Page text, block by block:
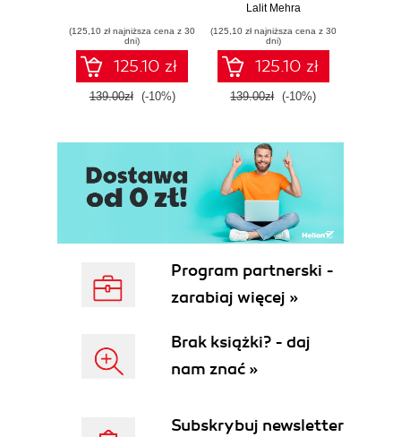
(125,10 zł najniższa cena z 30
dni)
125.10 zł
139.00zł (-10%)
Lalit Mehra
(125,10 zł najniższa cena z 30
dni)
125.10 zł
139.00zł (-10%)
Program partnerski -
zarabiaj więcej »
Brak książki? - daj
nam znać »
Subskrybuj newsletter